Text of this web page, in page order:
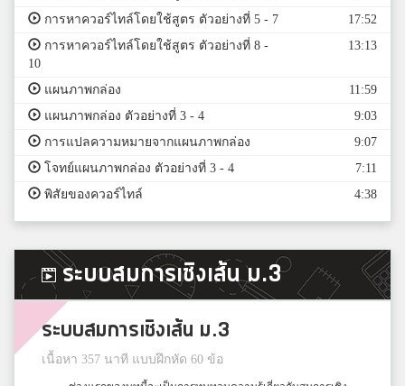
การหาควอร์ไทล์โดยใช้สูตร ตัวอย่างที่ 5 - 7
17:52
การหาควอร์ไทล์โดยใช้สูตร ตัวอย่างที่ 8 -
10
13:13
แผนภาพกล่อง
11:59
แผนภาพกล่อง ตัวอย่างที่ 3 - 4
9:03
การแปลความหมายจากแผนภาพกล่อง
9:07
โจทย์แผนภาพกล่อง ตัวอย่างที่ 3 - 4
7:11
พิสัยของควอร์ไทล์
4:38
ระบบสมการเชิงเส้น ม.3
ระบบสมการเชิงเส้น ม.3
เนื้อหา 357 นาที แบบฝึกหัด 60 ข้อ